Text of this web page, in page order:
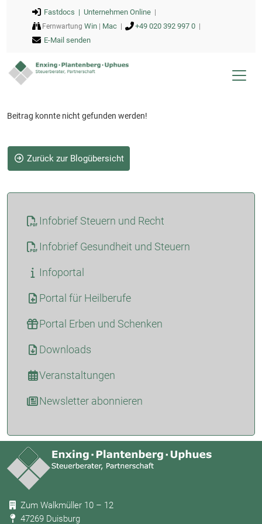
Fastdocs | Unternehmen Online|
Fernwartung Win| Mac| +49 020 392 997 0|
E-Mail senden
Beitrag konnte nicht gefunden werden!
Zurück zur Blogübersicht
Infobrief Steuern und Recht
Infobrief Gesundheit und Steuern
Infoportal
Portal für Heilberufe
Portal Erben und Schenken
Downloads
Veranstaltungen
Newsletter abonnieren
Zum Walkmüller 10 – 12
47269 Duisburg